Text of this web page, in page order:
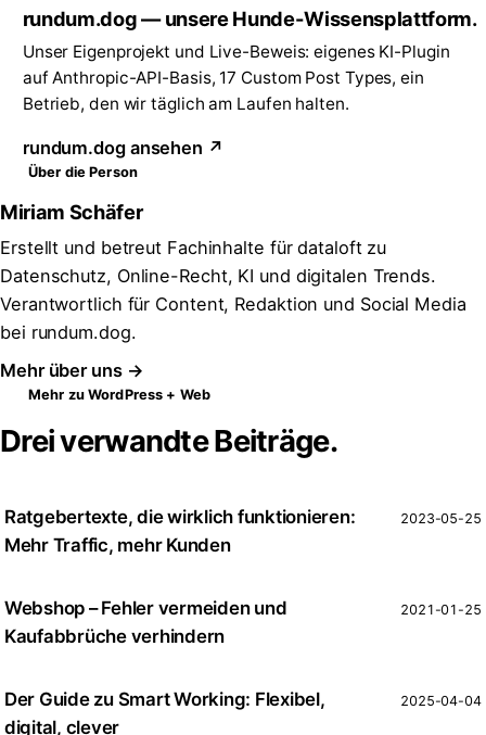
rundum.dog — unsere Hunde-Wissensplattform.
Unser Eigenprojekt und Live-Beweis: eigenes KI-Plugin
auf Anthropic-API-Basis, 17 Custom Post Types, ein
Betrieb, den wir täglich am Laufen halten.
rundum.dog ansehen ↗
Über die Person
Miriam Schäfer
Erstellt und betreut Fachinhalte für dataloft zu
Datenschutz, Online-Recht, KI und digitalen Trends.
Verantwortlich für Content, Redaktion und Social Media
bei rundum.dog.
Mehr über uns →
Mehr zu WordPress + Web
Drei verwandte Beiträge.
Ratgebertexte, die wirklich funktionieren:
Mehr Traffic, mehr Kunden
2023-05-25
Webshop – Fehler vermeiden und
Kaufabbrüche verhindern
2021-01-25
Der Guide zu Smart Working: Flexibel,
digital, clever
2025-04-04